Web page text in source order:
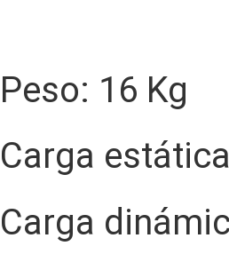
Peso: 16 Kg
Carga
Carga